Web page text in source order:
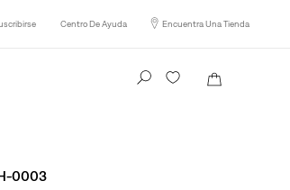
en compras desde$899 Consulta TyC
Centro De Ayuda Encuentra Una Tienda
Busca tu producto aquí
0003